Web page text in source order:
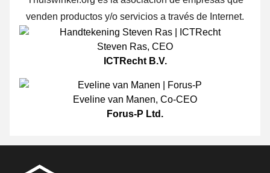
venden productos y/o servicios a través de Internet.
Steven Ras, CEO
ICTRecht B.V.
Eveline van Manen, Co-CEO
Forus-P Ltd.